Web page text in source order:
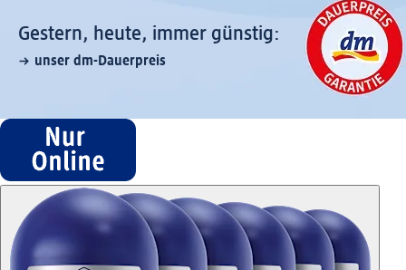
Gestern, heute, immer günstig:
unser dm-Dauerpreis